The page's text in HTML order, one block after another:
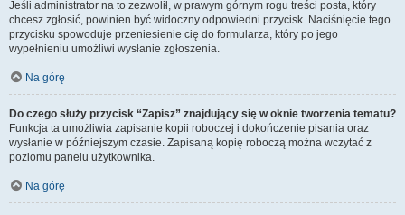
Jeśli administrator na to zezwolił, w prawym górnym rogu treści posta, który
chcesz zgłosić, powinien być widoczny odpowiedni przycisk. Naciśnięcie tego
przycisku spowoduje przeniesienie cię do formularza, który po jego
wypełnieniu umożliwi wysłanie zgłoszenia.
Na górę
Do czego służy przycisk “Zapisz” znajdujący się w oknie tworzenia tematu?
Funkcja ta umożliwia zapisanie kopii roboczej i dokończenie pisania oraz
wysłanie w późniejszym czasie. Zapisaną kopię roboczą można wczytać z
poziomu panelu użytkownika.
Na górę